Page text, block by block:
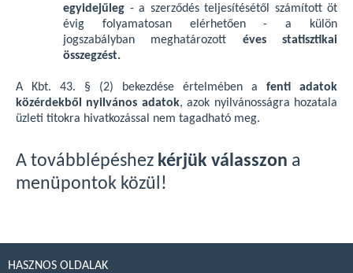
egyidejűleg - a szerződés teljesítésétől számított öt
évig folyamatosan elérhetően - a külön
jogszabályban meghatározott éves statisztikai
összegzést.
A Kbt. 43. § (2) bekezdése értelmében a fenti adatok
közérdekből nyilvános adatok, azok nyilvánosságra hozatala
üzleti titokra hivatkozással nem tagadható meg.
A továbblépéshez kérjük válasszon a
menüpontok közül!
HASZNOS OLDALAK